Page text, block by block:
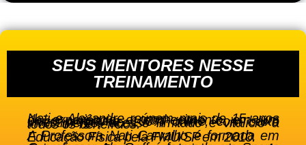
SEUS MENTORES NESSE
TREINAMENTO
Nati e Alexandre reúnem mais de 15 anos de experiência e conhecimento em um único programa, 100% online, com baixo investimento, acesso ilimitado e vitalício a todos os benefícios.
A Professora Nati Carvalho é formada em Educação Física pela FMU/SP em 2010.